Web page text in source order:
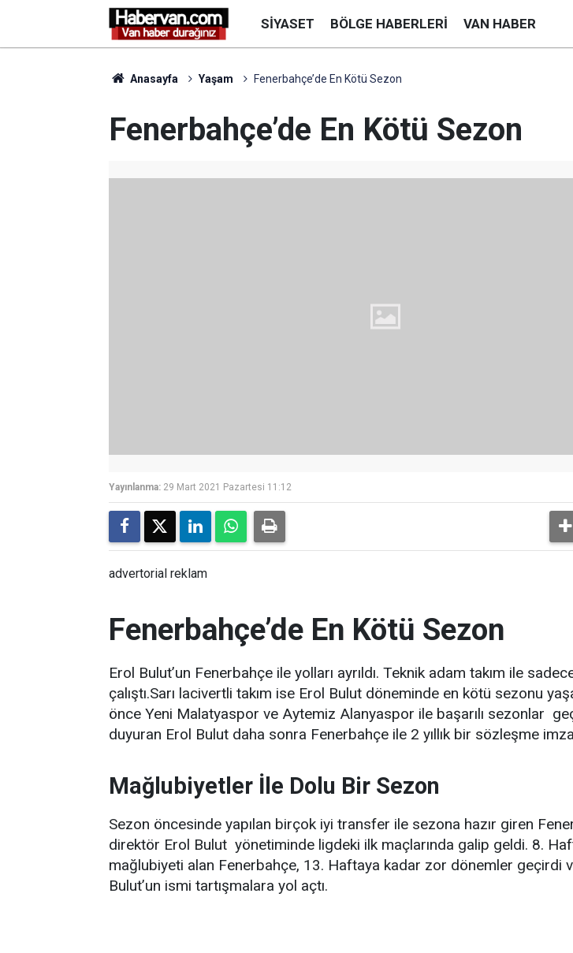
SIYASET BÖLGE HABERLERI VAN HABER
Anasayfa Yaşam Fenerbahçe’de En Kötü Sezon
Fenerbahçe’de En Kötü Sezon
Yayınlanma: 29 Mart 2021 Pazartesi 11:12
advertorial reklam
Fenerbahçe’de En Kötü Sezon
Erol Bulut’un Fenerbahçe ile yolları ayrıldı. Teknik adam takım ile
çalıştı.Sarı lacivertli takım ise Erol Bulut döneminde en kötü sezonu
önce Yeni Malatyaspor ve Aytemiz Alanyaspor ile başarılı sezonlar
duyuran Erol Bulut daha sonra Fenerbahçe ile 2 yıllık bir sözleşme
Mağlubiyetler İle Dolu Bir Sezon
Sezon öncesinde yapılan birçok iyi transfer ile sezona hazır giren
direktör Erol Bulut yönetiminde ligdeki ilk maçlarında galip geldi. 8.
mağlubiyeti alan Fenerbahçe, 13. Haftaya kadar zor dönemler geçirdi
Bulut’un ismi tartışmalara yol açtı.